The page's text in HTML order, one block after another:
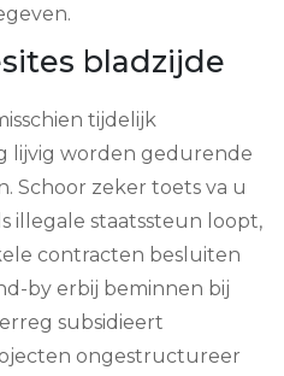
bladzijde
tijdelijk
lijvig worden gedurende
Schoor zeker toets va u
illegale staatssteun loopt,
contracten besluiten
by erbij beminnen bij
subsidieert
ongestructureer